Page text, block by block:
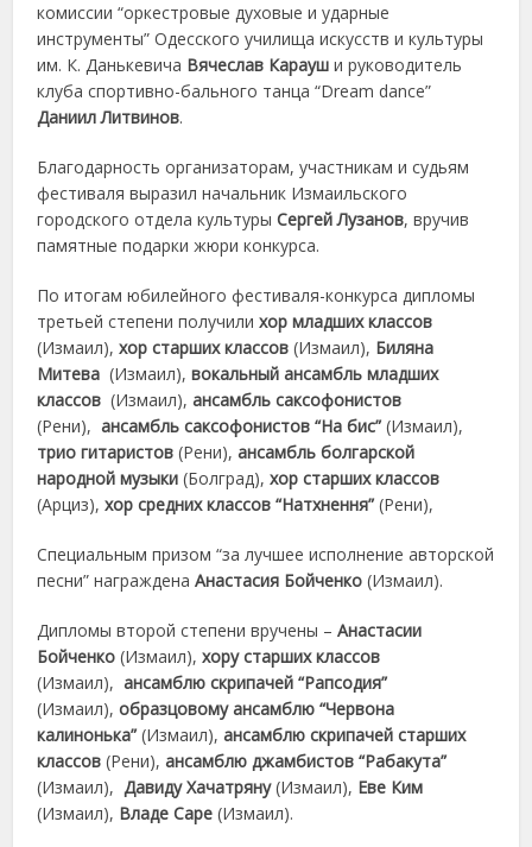
комиссии “оркестровые духовые и ударные
инструменты” Одесского училища искусств и культуры
им. К. Данькевича Вячеслав Карауш и руководитель
клуба спортивно-бального танца“Dream dance”
Даниил Литвинов.
Благодарность организаторам, участникам и судьям
фестиваля выразил начальник Измаильского
городского отдела культурыСергейЛузанов, вручив
памятные подарки жюри конкурса.
По итогам юбилейного фестиваля-конкурса дипломы
третьей степени получили хор младших классов
(Измаил),хор старших классов (Измаил), Биляна
Митева (Измаил),вокальный ансамбль младших
классов (Измаил),ансамбль саксофонистов
(Рени),ансамбль саксофонистов “На бис” (Измаил),
трио гитаристов (Рени),ансамбль болгарской
народной музыки (Болград),хор старших классов
(Арциз),хор средних классов “Натхнення” (Рени),
Специальным призом “за лучшее исполнение авторской
песни” награжденаАнастасия Бойченко (Измаил).
Дипломы второй степени вручены –Анастасии
Бойченко (Измаил), хору старших классов
(Измаил),ансамблю скрипачей “Рапсодия”
(Измаил),образцовому ансамблю “Червона
калинонька” (Измаил),ансамблю скрипачей старших
классов (Рени),ансамблю джамбистов “Рабакута”
(Измаил),Давиду Хачатряну(Измаил), Еве Ким
(Измаил), Владе Саре (Измаил).